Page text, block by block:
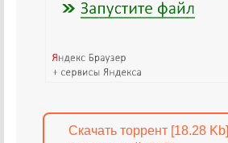
Скачать торрент [18.28 Kb]